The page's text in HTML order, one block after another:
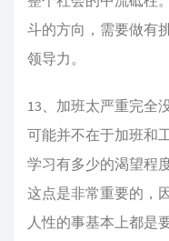
斗的方向，需要做有
领导力。
13、加班太严重完全
可能并不在于加班和
学习有多少的渴望程
这点是非常重要的，
人性的事基本上都是